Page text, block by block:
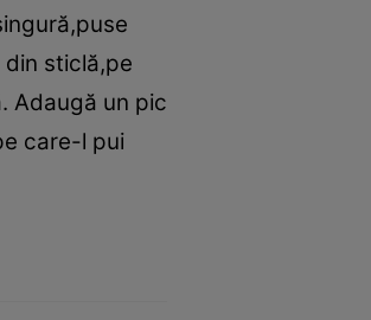
sticlă,pe
Adaugă un pic
care-l pui